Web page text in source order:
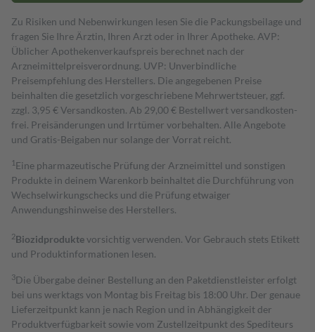
Zu Risiken und Nebenwirkungen lesen Sie die Packungsbeilage und
fragen Sie Ihre Ärztin, Ihren Arzt oder in Ihrer Apotheke. AVP:
Üblicher Apothekenverkaufspreis berechnet nach der
Arzneimittelpreisverordnung. UVP: Unverbindliche
Preisempfehlung des Herstellers. Die angegebenen Preise
beinhalten die gesetzlich vorgeschriebene Mehrwertsteuer, ggf.
zzgl. 3,95 € Versandkosten. Ab 29,00 € Bestell­wert versand­kosten­
frei. Preisänderungen und Irrtümer vorbehalten. Alle Angebote
und Gratis-Beigaben nur solange der Vorrat reicht.
1 Eine pharmazeutische Prüfung der Arzneimittel und sonstigen
Produkte in deinem Warenkorb beinhaltet die Durchführung von
Wechselwirkungschecks und die Prüfung etwaiger
Anwendungshinweise des Herstellers.
2Biozidproduktevorsichtig verwenden. Vor Gebrauch stets Etikett
und Produktinformationen lesen.
3Die Übergabe deiner Bestellung an den Paketdienstleister erfolgt
bei uns werktags von Montag bis Freitag bis 18:00 Uhr. Der genaue
Lieferzeitpunkt kann je nach Region und in Abhängigkeit der
Produktverfügbarkeit sowie vom Zustellzeitpunkt des Spediteurs